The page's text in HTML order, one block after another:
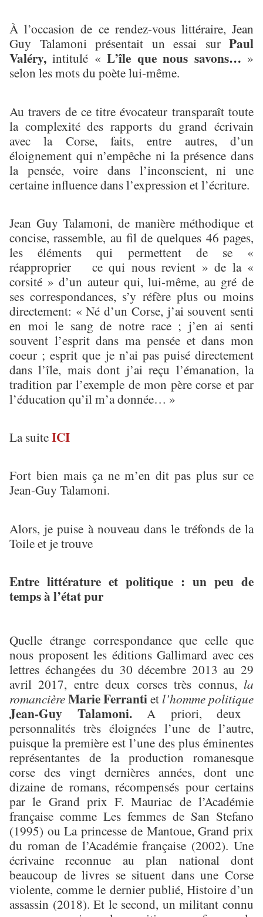
À l’occasion de ce rendez-vous littéraire, Jean
Guy Talamoni présentait un essai sur Paul
Valéry, intitulé « L’île que nous savons… »
selon les mots du poète lui-même.
Au travers de ce titre évocateur transparaît toute
la complexité des rapports du grand écrivain
avec la Corse, faits, entre autres, d’un
éloignement qui n’empêche ni la présence dans
la pensée, voire dans l’inconscient, ni une
certaine influence dans l’expression et l’écriture.
Jean Guy Talamoni, de manière méthodique et
concise, rassemble, au fil de quelques 46 pages,
les éléments qui permettent de se «
réapproprier ce qui nous revient » de la «
corsité » d’un auteur qui, lui-même, au gré de
ses correspondances, s’y réfère plus ou moins
directement: « Né d’un Corse, j’ai souvent senti
en moi le sang de notre race ; j’en ai senti
souvent l’esprit dans ma pensée et dans mon
coeur ; esprit que je n’ai pas puisé directement
dans l’île, mais dont j’ai reçu l’émanation, la
tradition par l’exemple de mon père corse et par
l’éducation qu’il m’a donnée… »
La suiteICI
Fort bien mais ça ne m’en dit pas plus sur ce
Jean-Guy Talamoni.
Alors, je puise à nouveau dans le tréfonds de la
Toile et je trouve
Entre littérature et politique : un peu de
temps à l’état pur
Quelle étrange correspondance que celle que
nous proposent les éditions Gallimard avec ces
lettres échangées du 30 décembre 2013 au 29
avril 2017, entre deux corses très connus, la
romancièreMarie Ferrantiet l’homme politique
Jean-Guy Talamoni.A priori, deux
personnalités très éloignées l’une de l’autre,
puisque la première est l’une des plus éminentes
représentantes de la production romanesque
corse des vingt dernières années, dont une
dizaine de romans, récompensés pour certains
par le Grand prix F. Mauriac de l’Académie
française comme Les femmes de San Stefano
(1995) ou La princesse de Mantoue, Grand prix
du roman de l’Académie française (2002). Une
écrivaine reconnue au plan national dont
beaucoup de livres se situent dans une Corse
violente, comme le dernier publié, Histoire d’un
assassin (2018). Et le second, un militant connu